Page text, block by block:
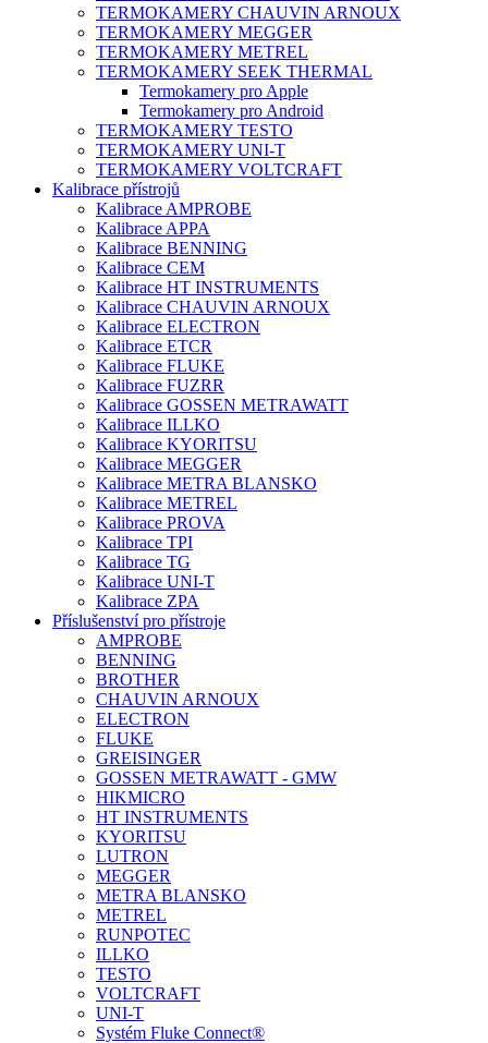
TERMOKAMERY CHAUVIN ARNOUX
TERMOKAMERY MEGGER
TERMOKAMERY METREL
TERMOKAMERY SEEK THERMAL
Termokamery pro Apple
Termokamery pro Android
TERMOKAMERY TESTO
TERMOKAMERY UNI-T
TERMOKAMERY VOLTCRAFT
Kalibrace přístrojů
Kalibrace AMPROBE
Kalibrace APPA
Kalibrace BENNING
Kalibrace CEM
Kalibrace HT INSTRUMENTS
Kalibrace CHAUVIN ARNOUX
Kalibrace ELECTRON
Kalibrace ETCR
Kalibrace FLUKE
Kalibrace FUZRR
Kalibrace GOSSEN METRAWATT
Kalibrace ILLKO
Kalibrace KYORITSU
Kalibrace MEGGER
Kalibrace METRA BLANSKO
Kalibrace METREL
Kalibrace PROVA
Kalibrace TPI
Kalibrace TG
Kalibrace UNI-T
Kalibrace ZPA
Příslušenství pro přístroje
AMPROBE
BENNING
BROTHER
CHAUVIN ARNOUX
ELECTRON
FLUKE
GREISINGER
GOSSEN METRAWATT - GMW
HIKMICRO
HT INSTRUMENTS
KYORITSU
LUTRON
MEGGER
METRA BLANSKO
METREL
RUNPOTEC
ILLKO
TESTO
VOLTCRAFT
UNI-T
Systém Fluke Connect®